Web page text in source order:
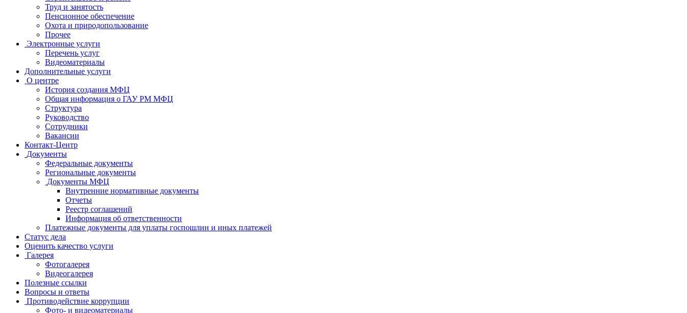
Труд и занятость
Пенсионное обеспечение
Охота и природопользование
Прочее
Электронные услуги
Перечень услуг
Видеоматериалы
Дополнительные услуги
О центре
История создания МФЦ
Общая информация о ГАУ РМ МФЦ
Структура
Руководство
Сотрудники
Вакансии
Контакт-Центр
Документы
Федеральные документы
Региональные документы
Документы МФЦ
Внутренние нормативные документы
Отчеты
Реестр соглашений
Информация об ответственности
Платежные документы для уплаты госпошлин и иных платежей
Статус дела
Оценить качество услуги
Галерея
Фотогалерея
Видеогалерея
Полезные ссылки
Вопросы и ответы
Противодействие коррупции
Фото- и видеоматериалы